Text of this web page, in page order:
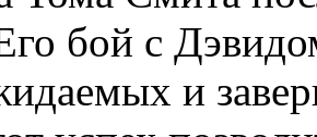
бой с
и